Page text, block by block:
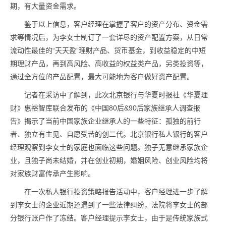
期，有大量资金需求。
鉴于以上信息，客户经理在掌握了客户的资产分布、资金需
求等情况后，为李女士制订了一套详尽的资产配置方案，从日常
流动性最佳的“天天盈”理财产品、货币基金，到收益稳定的中短
期理财产品，再到高风险、高收益的权益类产品，另类投资等，
通过全方位的产品配置，最大可能地为客户做好资产配置。
记者在采访中了解到，此次北京银行与华夏时报社《华夏理
财》惠裕智库联合发布的《中国80后&90后家族继承人调查报
告》揭示了当前中国家族企业继承人的一些特征：孤独的前行
者、独立有主见、自愿受苦的创二代。北京银行私人银行的客户
经理观察到李女士的家庭也面临这些问题。独子无意继承家族企
业，且独子尚未结婚，并在创业初期，婚姻风险、创业风险均将
对家族财富传承产生影响。
在一次私人银行投资策略报告活动中，客户经理进一步了解
到李女士的企业近期还遇到了一些法律纠纷，法院将李女士的部
分银行账户作了冻结。客户经理提示李女士，由于是传统家族式